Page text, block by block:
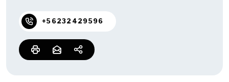
+56232429596